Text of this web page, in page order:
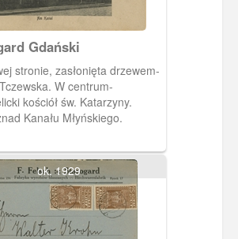
Gdański
stronie, zasłonięta drzewem-
W centrum-
kościół św. Katarzyny.
Kanału Młyńskiego.
ok. 1929